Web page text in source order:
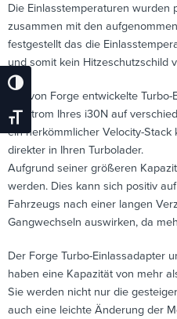
Umschalten Auf Hohe Kontraste
Schrift Vergrößern
Die Einlasstemperaturen wurden
zusammen mit den
festgestellt das die
und somit kein Hitzeschutzschild
Der von Forge entwickelte
Luftstrom Ihres i30N auf
ein herkömmlicher Velocity-
direkter in Ihren Turbolader.
Aufgrund seiner größeren
werden. Dies kann sich positiv
Fahrzeugs nach einer langen
Gangwechseln auswirken, da
Der Forge Turbo-Einlassadapter
haben eine Kapazität von mehr
Sie werden nicht nur die
auch eine leichte Änderung der